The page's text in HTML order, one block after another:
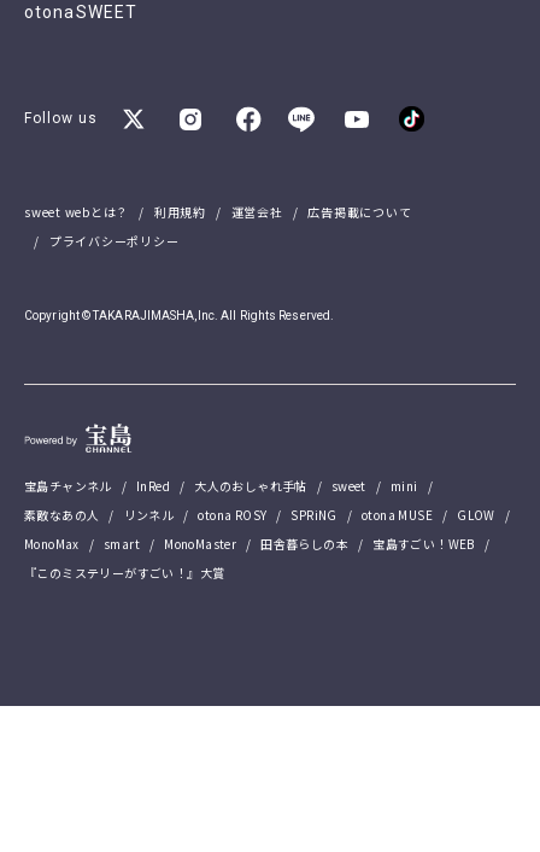
otonaSWEET
Follow us
sweet webとは？ 利用規約 運営会社
広告掲載について
プライバシーポリシー
Copyright © TAKARAJIMASHA,Inc. All Rights Reserved.
宝島チャンネル InRed 大人のおしゃれ手帖 sweet
mini
素敵なあの人
リンネル otona ROSY SPRiNG otona MUSE
GLOW
MonoMax
smart MonoMaster 田舎暮らしの本
宝島すごい！WEB
『このミステリーがすごい！』大賞